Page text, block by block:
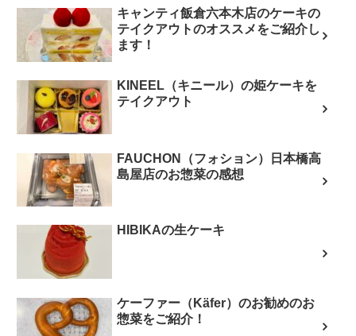
キャンティ飯倉六本木店のケーキの
テイクアウトのオススメをご紹介し
ます！
KINEEL（キニール）の姫ケーキを
テイクアウト
FAUCHON（フォション）日本橋高
島屋店のお惣菜の感想
HIBIKAの生ケーキ
ケーファー（Käfer）のお勧めのお
惣菜をご紹介！